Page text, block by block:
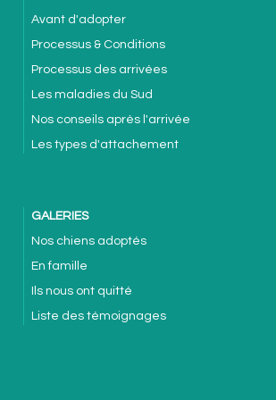
Avant d'adopter
Processus & Conditions
Processus des arrivées
Les maladies du Sud
Nos conseils après l'arrivée
Les types d'attachement
GALERIES
Nos chiens adoptés
En famille
Ils nous ont quitté
Liste des témoignages